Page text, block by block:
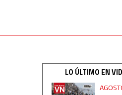
LO ÚLTIMO EN